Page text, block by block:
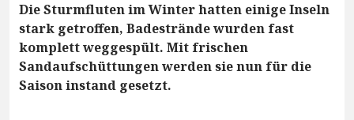
Die Sturmfluten im Winter hatten einige Inseln
stark getroffen, Badestrände wurden fast
komplett weggespült. Mit frischen
Sandaufschüttungen werden sie nun für die
Saison instand gesetzt.